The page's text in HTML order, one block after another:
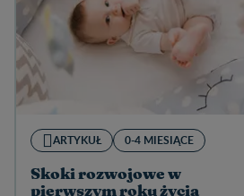
ARTYKUŁ 0-4 MIESIĄCE
Skoki rozwojowe w
pierwszym roku życia